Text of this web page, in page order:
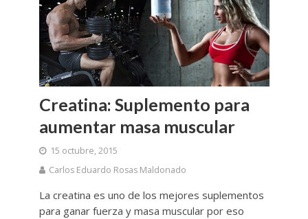
Creatina: Suplemento para
aumentar masa muscular
15 octubre, 2015
Carlos Eduardo Rosas Maldonado
La creatina es uno de los mejores suplementos
para ganar fuerza y masa muscular por eso